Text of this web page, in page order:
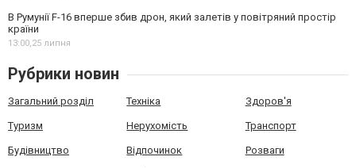
В Румунії F-16 вперше збив дрон, який залетів у повітряний простір
країни
13:00,25 липня
Рубрики новин
Загальний розділ Техніка Здоров'я
Туризм Нерухомість Транспорт
Будівництво Відпочинок Розваги